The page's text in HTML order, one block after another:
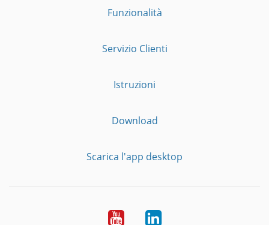
Funzionalità
Servizio Clienti
Istruzioni
Download
Scarica l'app desktop
YouTubeLinkedIn